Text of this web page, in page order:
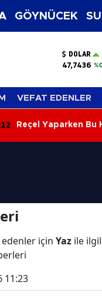
GÖYNÜCEK
DOLAR
47,7436
VEFAT EDENLER
Reçel Yaparken Bu
için Yaz ile
11:23